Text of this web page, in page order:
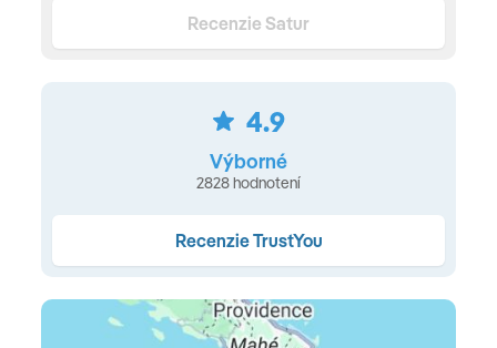
obklopená nádhernou prírodou • v tichom prostredí pri
Superior izba s výhľadom na kopec
(cca 40 m²): pre
max. 3 osoby; s výhľadom na tropické kopce a lagúnu
Deluxe izba s výhľadom na lagúnu(cca 40 m²): pre
max. 3 osoby; pokojnejšia lokalita blízko vody •Deluxe
izba s výhľadom na oceán(cca 40 m²): pre max. 3
Recenzie Satur
4.9
Výborné
2828 hodnotení
Recenzie TrustYou